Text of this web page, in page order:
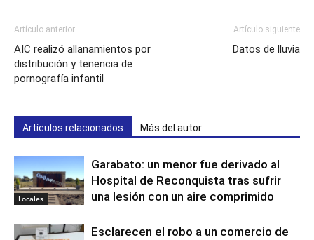
Artículo anterior
AIC realizó allanamientos por
distribución y tenencia de
pornografía infantil
Artículo siguiente
Datos de lluvia
Artículos relacionados Más del autor
Locales
Garabato: un menor fue derivado al
Hospital de Reconquista tras sufrir
una lesión con un aire comprimido
Esclarecen el robo a un comercio de